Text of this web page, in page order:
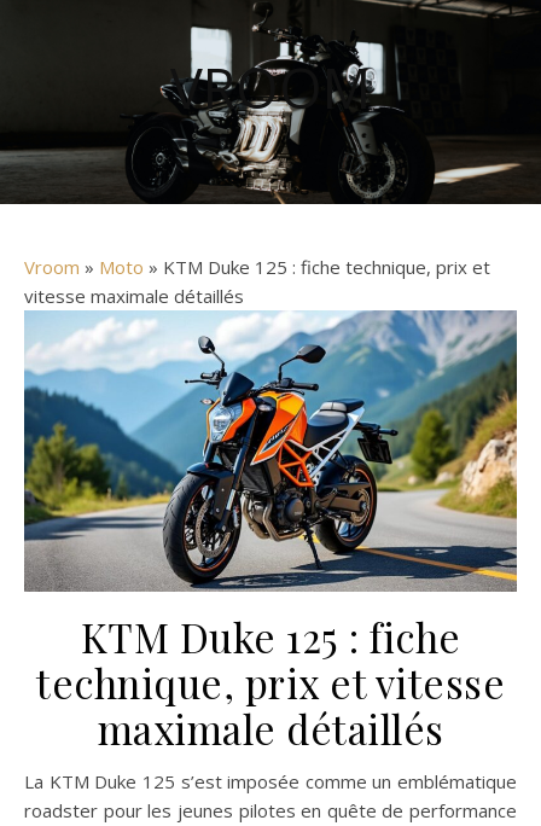
VROOM
Vroom » Moto » KTM Duke 125 : fiche technique, prix et
vitesse maximale détaillés
KTM Duke 125 : fiche
technique, prix et vitesse
maximale détaillés
La KTM Duke 125 s’est imposée comme un emblématique
roadster pour les jeunes pilotes en quête de performance